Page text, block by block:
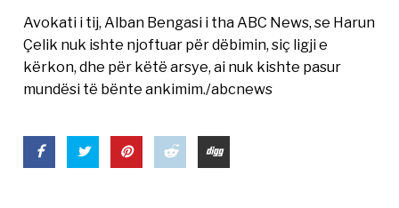
Avokati i tij, Alban Bengasi i tha ABC News, se Harun
Çelik nuk ishte njoftuar për dëbimin, siç ligji e
kërkon, dhe për këtë arsye, ai nuk kishte pasur
mundësi të bënte ankimim./abcnews